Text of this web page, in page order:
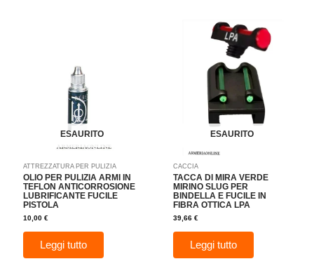
ESAURITO
ATTREZZATURA PER PULIZIA
OLIO PER PULIZIA ARMI IN
TEFLON ANTICORROSIONE
LUBRIFICANTE FUCILE
PISTOLA
10,00€
Leggi tutto
ESAURITO
CACCIA
TACCA DI MIRA VERDE
MIRINO SLUG PER
BINDELLA E FUCILE IN
FIBRA OTTICA LPA
39,66€
Leggi tutto